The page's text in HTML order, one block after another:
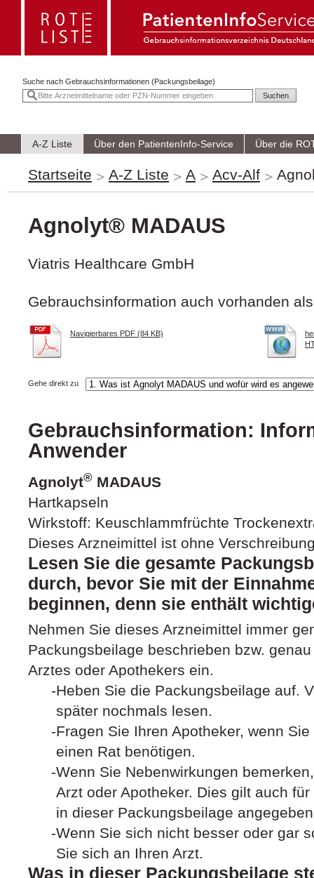
Suche nach Gebrauchsinformationen (Packungsbeilage)
A-Z Liste Über den PatientenInfo-Service Über die
Startseite A-Z Liste A Acv-Alf
Agnolyt® MADAUS
Viatris Healthcare GmbH
Gebrauchsinformation auch vorhanden
Navigierbares PDF (84 KB)
Gehe direkt zu
Gebrauchsinformation:
Anwender
Agnolyt® MADAUS
Hartkapseln
Wirkstoff: Keuschlammfrüchte
Dieses Arzneimittel ist ohne
Lesen Sie die gesamte
durch, bevor Sie mit der
beginnen, denn sie enthält
Nehmen Sie dieses Arzneimittel immer
Packungsbeilage beschrieben bzw.
Arztes oder Apothekers ein.
Heben Sie die Packungsbeilage auf.
später nochmals lesen.
Fragen Sie Ihren Apotheker, wenn
einen Rat benötigen.
Wenn Sie Nebenwirkungen
Arzt oder Apotheker. Dies gilt auch
in dieser Packungsbeilage
Wenn Sie sich nicht besser oder gar
Sie sich an Ihren Arzt.
Was in dieser Packungsbeilage